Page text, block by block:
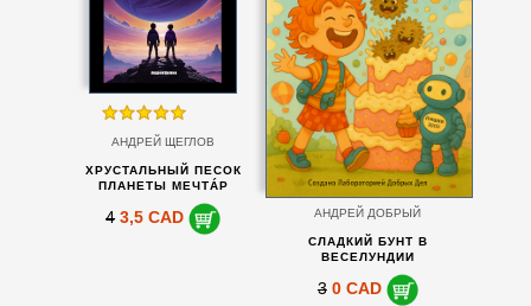
АНДРЕЙ ЩЕГЛОВ
ХРУСТАЛЬНЫЙ ПЕСОК
ПЛАНЕТЫ МЕЧТÁР
4 3,5 CAD АНДРЕЙ ДОБРЫЙ
СЛАДКИЙ БУНТ В
ВЕСЕЛУНДИИ
3 0 CAD